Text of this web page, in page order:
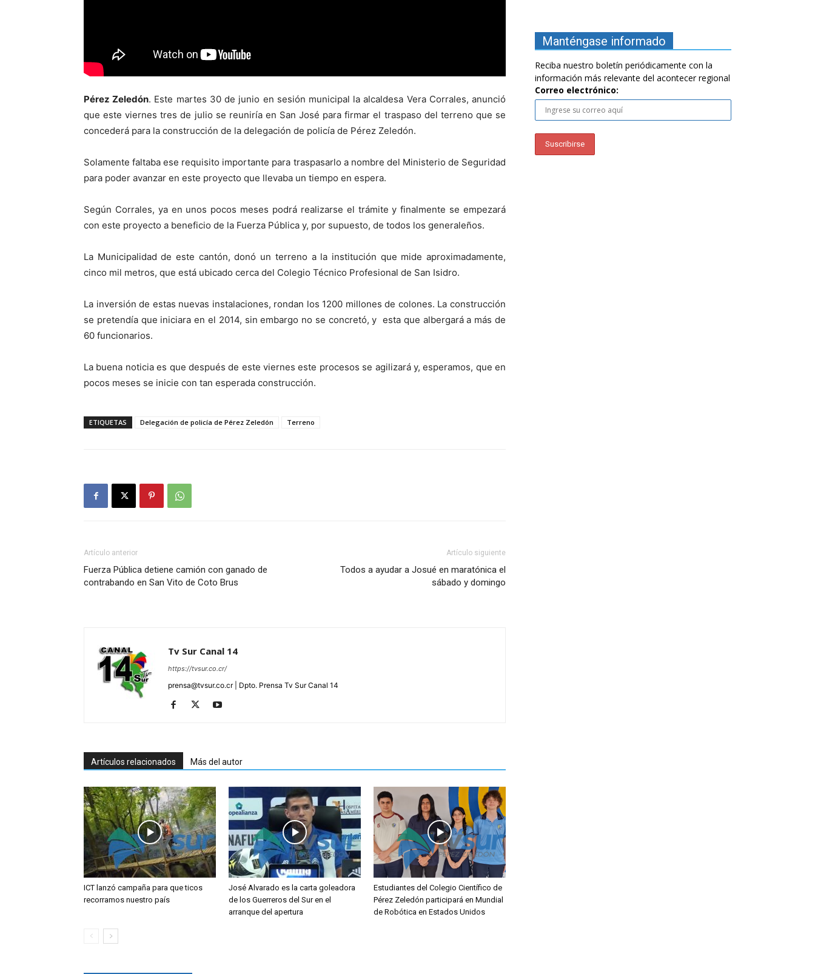
Pérez Zeledón. Este martes 30 de junio en sesión municipal la alcaldesa Vera Corrales, anunció
que este viernes tres de julio se reuniría en San José para firmar el traspaso del terreno que se
concederá para la construcción de la delegación de policía de Pérez Zeledón.
Solamente faltaba ese requisito importante para traspasarlo a nombre del Ministerio de Seguridad
para poder avanzar en este proyecto que llevaba un tiempo en espera.
Según Corrales, ya en unos pocos meses podrá realizarse el trámite y finalmente se empezará
con este proyecto a beneficio de la Fuerza Pública y, por supuesto, de todos los generaleños.
La Municipalidad de este cantón, donó un terreno a la institución que mide aproximadamente,
cinco mil metros, que está ubicado cerca del Colegio Técnico Profesional de San Isidro.
La inversión de estas nuevas instalaciones, rondan los 1200 millones de colones. La construcción
se pretendía que iniciara en el 2014, sin embargo no se concretó, y esta que albergará a más de
60 funcionarios.
La buena noticia es que después de este viernes este procesos se agilizará y, esperamos, que en
pocos meses se inicie con tan esperada construcción.
ETIQUETAS Delegación de policía de Pérez Zeledón Terreno
Artículo anterior
Fuerza Pública detiene camión con ganado de
contrabando en San Vito de Coto Brus
Artículo siguiente
Todos a ayudar a Josué en maratónica el
sábado y domingo
Tv Sur Canal 14
https://tvsur.co.cr/
prensa@tvsur.co.cr | Dpto. Prensa Tv Sur Canal 14
Artículos relacionados Más del autor
ICT lanzó campaña para que ticos
recorramos nuestro país
José Alvarado es la carta goleadora
de los Guerreros del Sur en el
arranque del apertura
Estudiantes del Colegio Científico de
Pérez Zeledón participará en Mundial
de Robótica en Estados Unidos
Manténgase informado
Reciba nuestro boletín periódicamente con la
información más relevante del acontecer regional
Correo electrónico: